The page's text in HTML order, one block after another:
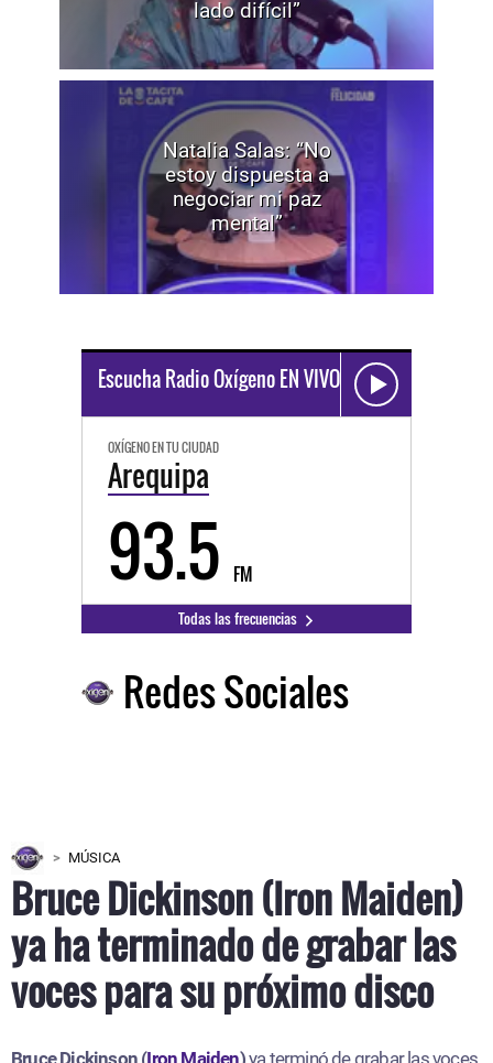
lado difícil”
Natalia Salas: “No
estoy dispuesta a
negociar mi paz
mental”
Escucha Radio Oxígeno EN VIVO
OXÍGENO EN TU CIUDAD
Arequipa
93.5 FM
Todas las frecuencias
Redes Sociales
MÚSICA
Bruce Dickinson (Iron Maiden)
ya ha terminado de grabar las
voces para su próximo disco